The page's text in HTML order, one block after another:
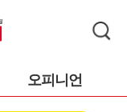
오피니언